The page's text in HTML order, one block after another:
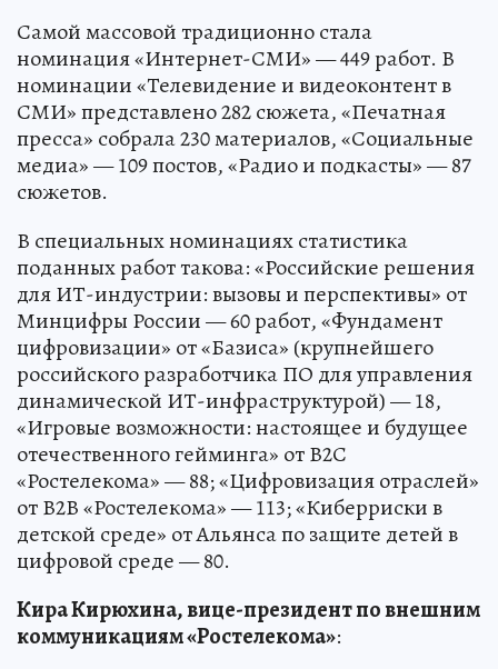
Самой массовой традиционно стала
номинация «Интернет-СМИ» — 449 работ. В
номинации «Телевидение и видеоконтент в
СМИ» представлено 282 сюжета, «Печатная
пресса» собрала 230 материалов, «Социальные
медиа» — 109 постов, «Радио и подкасты» — 87
сюжетов.
В специальных номинациях статистика
поданных работ такова: «Российские решения
для ИТ-индустрии: вызовы и перспективы» от
Минцифры России — 60 работ, «Фундамент
цифровизации» от «Базиса» (крупнейшего
российского разработчика ПО для управления
динамической ИТ-инфраструктурой) — 18,
«Игровые возможности: настоящее и будущее
отечественного гейминга» от В2С
«Ростелекома» — 88; «Цифровизация отраслей»
от В2В «Ростелекома» — 113; «Киберриски в
детской среде» от Альянса по защите детей в
цифровой среде — 80.
Кира Кирюхина, вице-президент по внешним
коммуникациям «Ростелекома»: